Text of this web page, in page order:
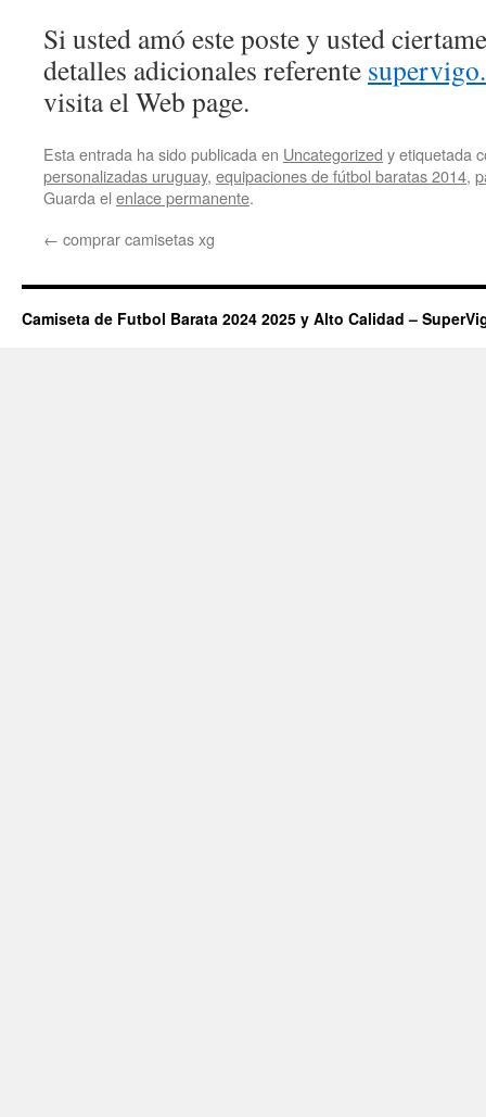
Si usted amó este poste y usted
detalles adicionales referente
visita el Web page.
Esta entrada ha sido publicada en Uncategorized y etiquetada
personalizadas uruguay, equipaciones de fútbol baratas 2014,
Guarda el enlace permanente.
← comprar camisetas xg
Camiseta de Futbol Barata 2024 2025 y Alto Calidad –